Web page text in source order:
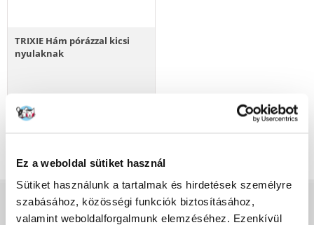
Ez a weboldal sütiket használ
Sütiket használunk a tartalmak és hirdetések személyre
szabásához, közösségi funkciók biztosításához,
valamint weboldalforgalmunk elemzéséhez. Ezenkívül
TRIXIE Hám pórázzal kicsi
nyulaknak
1893
VÁSÁRLÁS ELŐTT